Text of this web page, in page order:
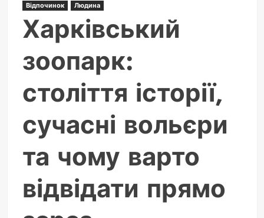
Відпочинок Людина
Харківський
зоопарк:
століття історії,
сучасні вольєри
та чому варто
відвідати прямо